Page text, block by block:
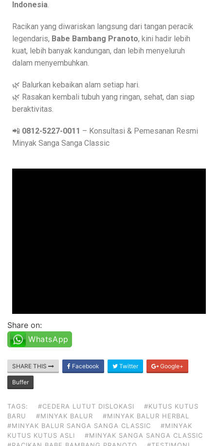
Indonesia.
Racikan yang diwariskan langsung dari tangan peracik
legendaris, Babe Bambang Pranoto, kini hadir lebih
kuat, lebih banyak kandungan, dan lebih menyeluruh
dalam menyembuhkan.
🌿 Balurkan kebaikan alam setiap hari.
🌿 Rasakan kembali tubuh yang ringan, sehat, dan siap
beraktivitas.
📲 0812-5227-0011 – Konsultasi & Pemesanan Resmi
Minyak Sanga Sanga Classic
Share on:
WhatsApp
SHARE THIS Facebook Twitter Google+
Buffer
TAGS: #CEDERA LUTUT DISLOKASI
#KUTUS KUTUS
BARU
#MINYAK BALUR
#MINYAK BALUR HERBAL
#MINYAK BALUR SANGA SANGA CLASSIC
#MINYAK
KUTUS KUTUS ASLI
#MINYAK SANGA SANGA CLASSIC